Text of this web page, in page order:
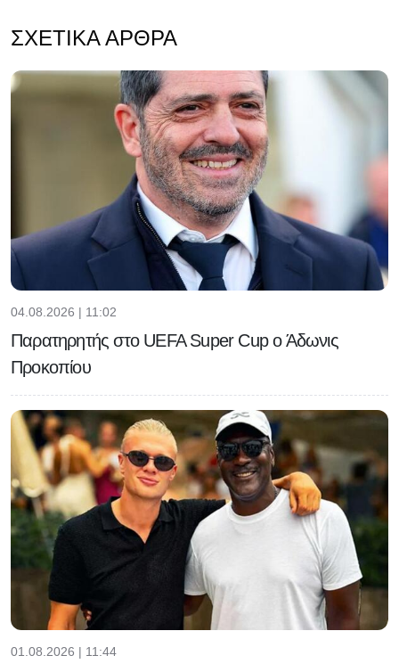
ΣΧΕΤΙΚΆ ΆΡΘΡΑ
04.08.2026 | 11:02
Παρατηρητής στο UEFA Super Cup ο Άδωνις
Προκοπίου
01.08.2026 | 11:44